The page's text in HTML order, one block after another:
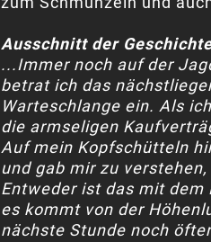
Ausschnitt der
...Immer noch auf der
betrat ich das
Warteschlange ein. Als
die armseligen
Auf mein Kopfschütteln
und gab mir zu
Entweder ist das mit
es kommt von der
nächste Stunde noch